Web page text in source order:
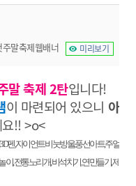
말축제웹배너 미리보기
말 축제 2탄입니다!
이 마련되어 있으니 아
!! >o<
3D펜,자이언트 비눗방울,풍선아트,주얼
이,전통노리개,비석치기,연만들기,제